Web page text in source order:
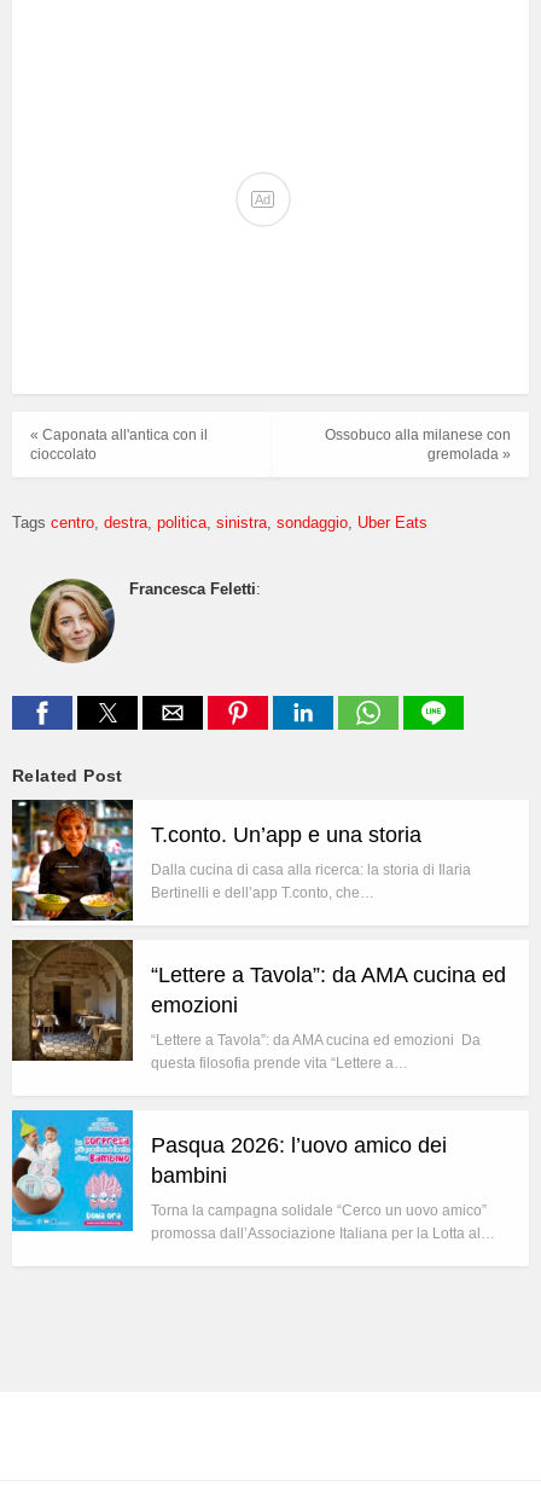
Ad
Ossobuco alla milanese con
gremolada »
« Caponata all'antica con il
cioccolato
Tags centro destra politica sinistra sondaggio Uber Eats
Francesca Feletti:
Related Post
T.conto. Un’app e una storia
Dalla cucina di casa alla ricerca: la storia di Ilaria
Bertinelli e dell’app T.conto, che…
“Lettere a Tavola”: da AMA cucina ed
emozioni
“Lettere a Tavola”: da AMA cucina ed emozioni Da
questa filosofia prende vita “Lettere a…
Pasqua 2026: l’uovo amico dei
bambini
Torna la campagna solidale “Cerco un uovo amico”
promossa dall’Associazione Italiana per la Lotta al…